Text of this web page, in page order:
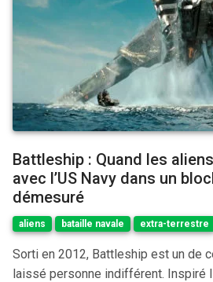
Battleship : Quand les
avec l’US Navy dans un
démesuré
aliens bataille navale extra-terrestre
Sorti en 2012, Battleship est un de
laissé personne indifférent. Inspiré